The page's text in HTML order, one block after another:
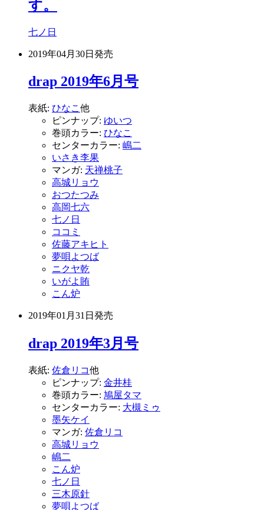
す。
七ノ日
2019年04月30日 発売
drap 2019年6月号
表紙: ひなこ 他
ピンナップ: ゆいつ
巻頭カラー: ひなこ
センターカラー: 嶋二
いさき李果
マンガ: 天禅桃子
高城リョウ
おつたつみ
高岡七六
七ノ日
ココミ
佐藤アキヒト
夢唄よつば
ニクヤ乾
いがよ賄
こん炉
2019年01月31日 発売
drap 2019年3月号
表紙: 佐倉リコ他
ピンナップ: 金井桂
巻頭カラー: 鳩屋タマ
センターカラー: 大槻ミゥ
墨矢ケイ
マンガ: 佐倉リコ
高城リョウ
嶋二
こん炉
七ノ日
三木原針
夢唄よつば